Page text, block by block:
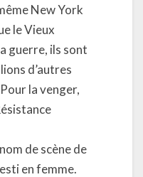
New York
le Vieux
guerre, ils sont
d’autres
la venger,
de scène de
en femme.